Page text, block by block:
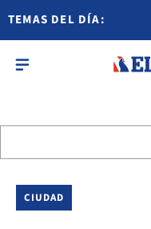
TEMAS DEL DÍA:
CIUDAD